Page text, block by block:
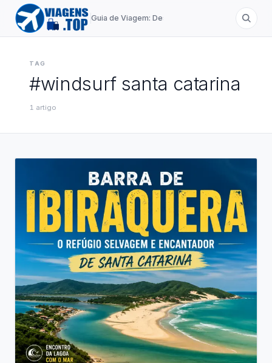
Guia de Viagem: Destinos de A a Z
TAG
#windsurf santa catarina
1 artigo